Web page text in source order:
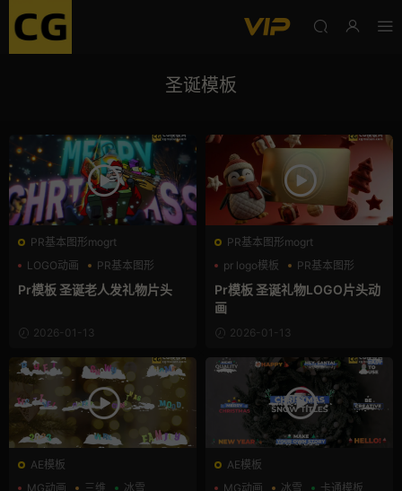
圣诞模板
PR基本图形mogrt
LOGO动画
PR基本图形
卡通形象
Pr模板 圣诞老人发礼物片头
2026-01-13
PR基本图形mogrt
pr logo模板
PR基本图形
三维
Pr模板 圣诞礼物LOGO片头动
画
2026-01-13
AE模板
MG动画
三维 冰雪
AE模板
MG动画
冰雪 卡通模板